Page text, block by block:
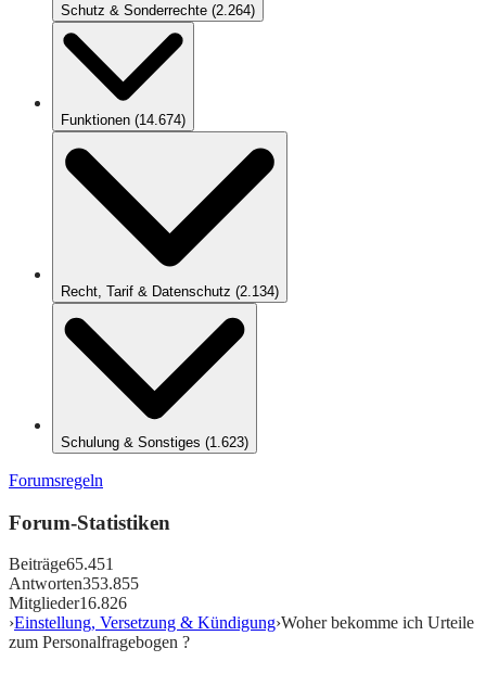
Schutz & Sonderrechte (2.264)
Funktionen (14.674)
Recht, Tarif & Datenschutz (2.134)
Schulung & Sonstiges (1.623)
Forumsregeln
Forum-Statistiken
Beiträge65.451
Antworten353.855
Mitglieder16.826
›Einstellung, Versetzung & Kündigung›Woher bekomme ich Urteile
zum Personalfragebogen ?